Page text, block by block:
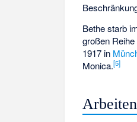
Bethe starb
großen
1917 in
Monica.[5]
Arbeiten